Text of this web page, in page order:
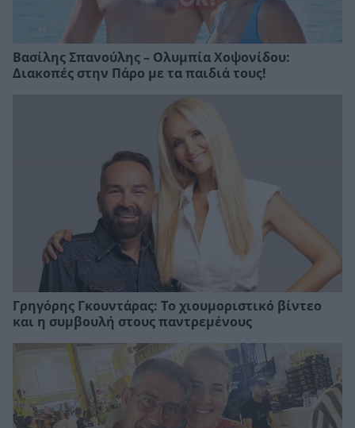
Βασίλης Σπανούλης – Ολυμπία Χοψονίδου:
Διακοπές στην Πάρο με τα παιδιά τους!
Γρηγόρης Γκουντάρας: Το χιουμοριστικό βίντεο
και η συμβουλή στους παντρεμένους